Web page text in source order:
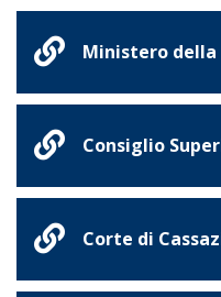
Ministero della
Consiglio
Corte di